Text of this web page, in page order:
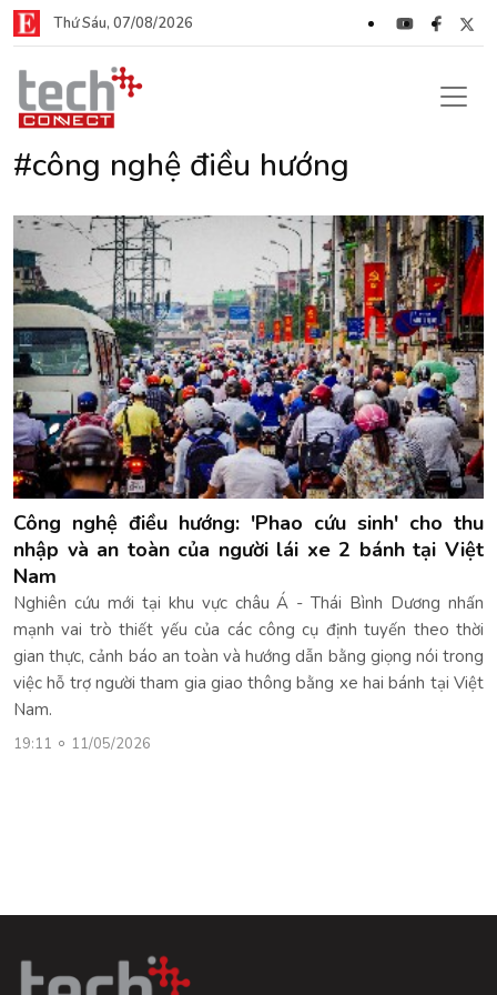
Thứ Sáu, 07/08/2026
#công nghệ điều hướng
Công nghệ điều hướng: 'Phao cứu sinh' cho thu
nhập và an toàn của người lái xe 2 bánh tại Việt
Nam
Nghiên cứu mới tại khu vực châu Á - Thái Bình Dương nhấn
mạnh vai trò thiết yếu của các công cụ định tuyến theo thời
gian thực, cảnh báo an toàn và hướng dẫn bằng giọng nói trong
việc hỗ trợ người tham gia giao thông bằng xe hai bánh tại Việt
Nam.
19:11 11/05/2026